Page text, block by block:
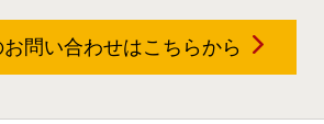
お問い合わせはこちらから